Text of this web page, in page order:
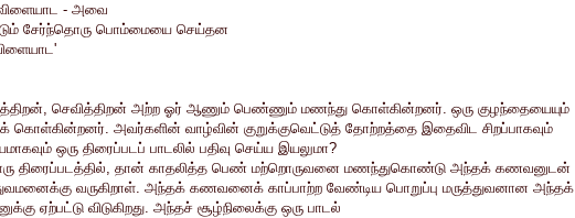
- அவை
சேர்ந்தொரு பொம்மையை செய்தன
செவித்திறன் அற்ற ஓர் ஆணும் பெண்ணும் மணந்து கொள்கின்றனர். ஒரு குழந்தையையும்
கொள்கின்றனர். அவர்களின் வாழ்வின் குறுக்குவெட்டுத் தோற்றத்தை இதைவிட சிறப்பாகவும்
ஒரு திரைப்படப் பாடலில் பதிவு செய்ய இயலுமா?
திரைப்படத்தில், தான் காதலித்த பெண் மற்றொருவனை மணந்துகொண்டு அந்தக் கணவனுடன்
வருகிறாள். அந்தக் கணவனைக் காப்பாற்ற வேண்டிய பொறுப்பு மருத்துவனான அந்தக்
ஏற்பட்டு விடுகிறது. அந்தச் சூழ்நிலைக்கு ஒரு பாடல்